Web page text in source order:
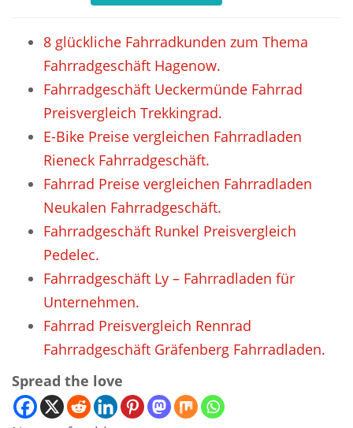
8 glückliche Fahrradkunden zum Thema
Fahrradgeschäft Hagenow.
Fahrradgeschäft Ueckermünde Fahrrad
Preisvergleich Trekkingrad.
E-Bike Preise vergleichen Fahrradladen
Rieneck Fahrradgeschäft.
Fahrrad Preise vergleichen Fahrradladen
Neukalen Fahrradgeschäft.
Fahrradgeschäft Runkel Preisvergleich
Pedelec.
Fahrradgeschäft Ly – Fahrradladen für
Unternehmen.
Fahrrad Preisvergleich Rennrad
Fahrradgeschäft Gräfenberg Fahrradladen.
Spread the love